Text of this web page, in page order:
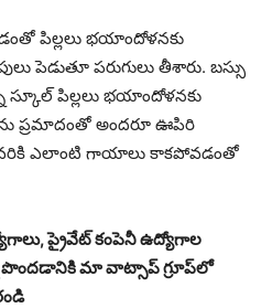
పిల్లలు భయాందోళనకు
పెడుతూ పరుగులు తీశారు. బస్సు
పిల్లలు భయాందోళనకు
ప్రమాదంతో అందరూ ఊపిరి
ఎలాంటి గాయాలు కాకపోవడంతో
ప్రైవేట్ కంపెనీ ఉద్యోగాల
మా వాట్సాప్ గ్రూప్‌లో